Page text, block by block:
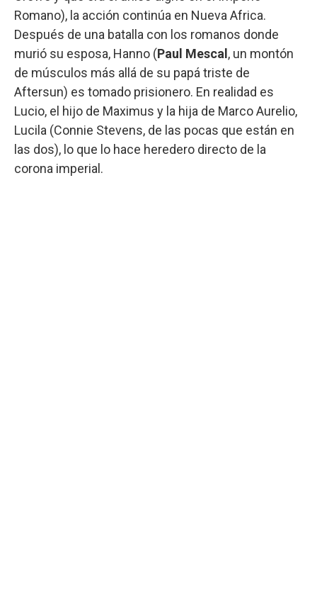
Romano), la acción continúa en Nueva Africa.
Después de una batalla con los romanos donde
murió su esposa, Hanno (Paul Mescal , un montón
de músculos más allá de su papá triste de
Aftersun) es tomado prisionero. En realidad es
Lucio, el hijo de Maximus y la hija de Marco Aurelio,
Lucila (Connie Stevens, de las pocas que están en
las dos), lo que lo hace heredero directo de la
corona imperial.